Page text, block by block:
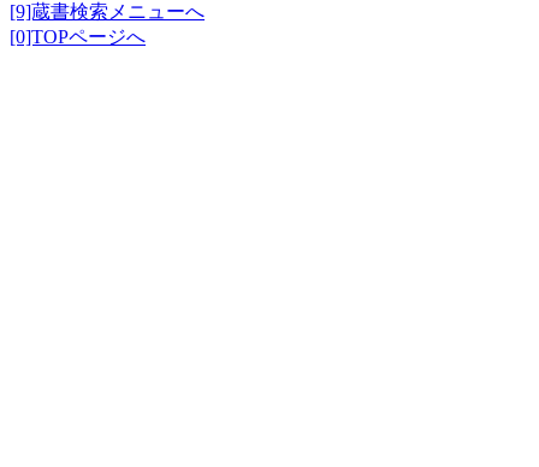
[9]蔵書検索メニューへ
[0]TOPページへ